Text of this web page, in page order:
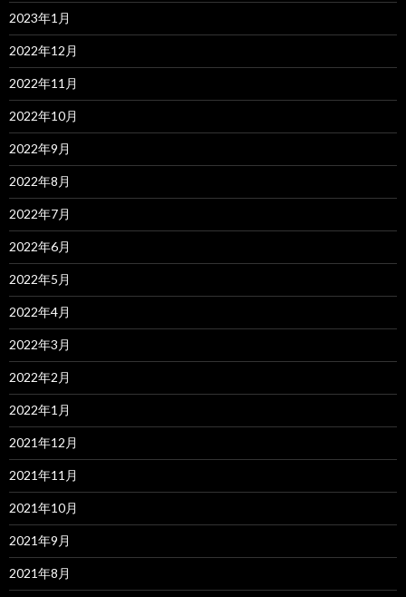
2023年1月
2022年12月
2022年11月
2022年10月
2022年9月
2022年8月
2022年7月
2022年6月
2022年5月
2022年4月
2022年3月
2022年2月
2022年1月
2021年12月
2021年11月
2021年10月
2021年9月
2021年8月